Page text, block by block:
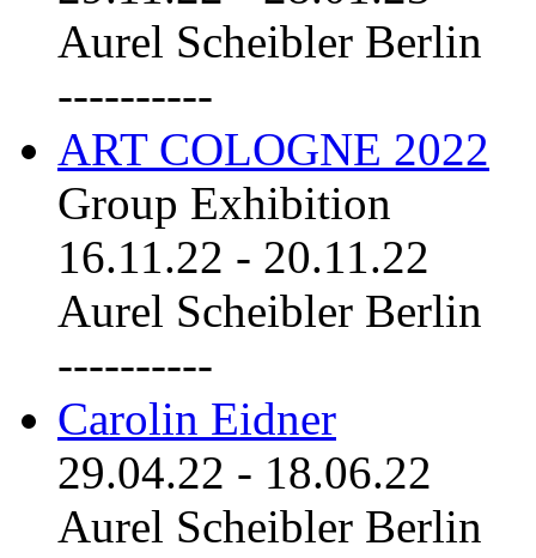
Aurel Scheibler Berlin
----------
ART COLOGNE 2022
Group Exhibition
16.11.22 - 20.11.22
Aurel Scheibler Berlin
----------
Carolin Eidner
29.04.22 - 18.06.22
Aurel Scheibler Berlin